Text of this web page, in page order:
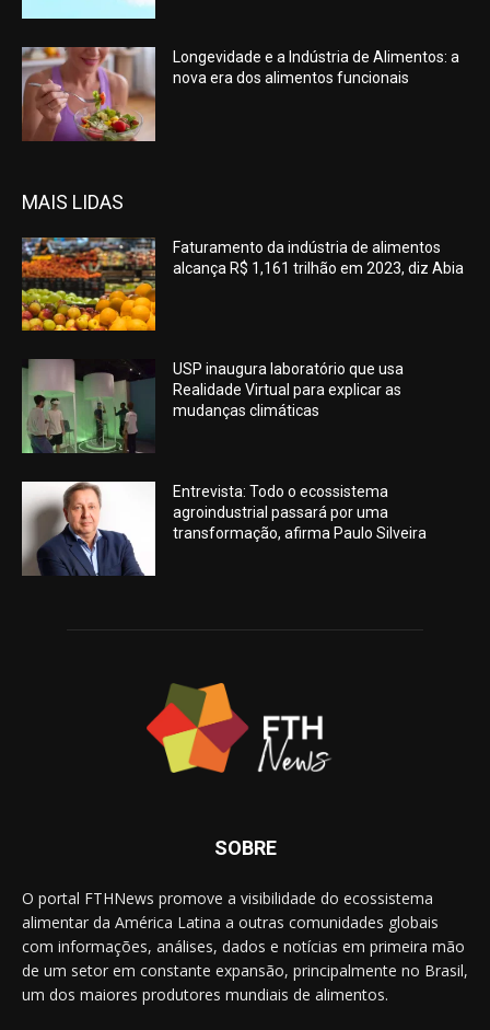
Longevidade e a Indústria de Alimentos: a
nova era dos alimentos funcionais
MAIS LIDAS
Faturamento da indústria de alimentos
alcança R$ 1,161 trilhão em 2023, diz Abia
USP inaugura laboratório que usa
Realidade Virtual para explicar as
mudanças climáticas
Entrevista: Todo o ecossistema
agroindustrial passará por uma
transformação, afirma Paulo Silveira
SOBRE
O portal FTHNews promove a visibilidade do ecossistema
alimentar da América Latina a outras comunidades globais
com informações, análises, dados e notícias em primeira mão
de um setor em constante expansão, principalmente no Brasil,
um dos maiores produtores mundiais de alimentos.